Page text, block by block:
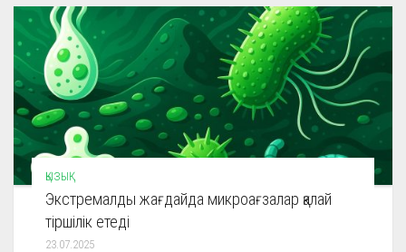
ҚЫЗЫҚ
Экстремалды жағдайда микроағзалар қалай
тіршілік етеді
23.07.2025